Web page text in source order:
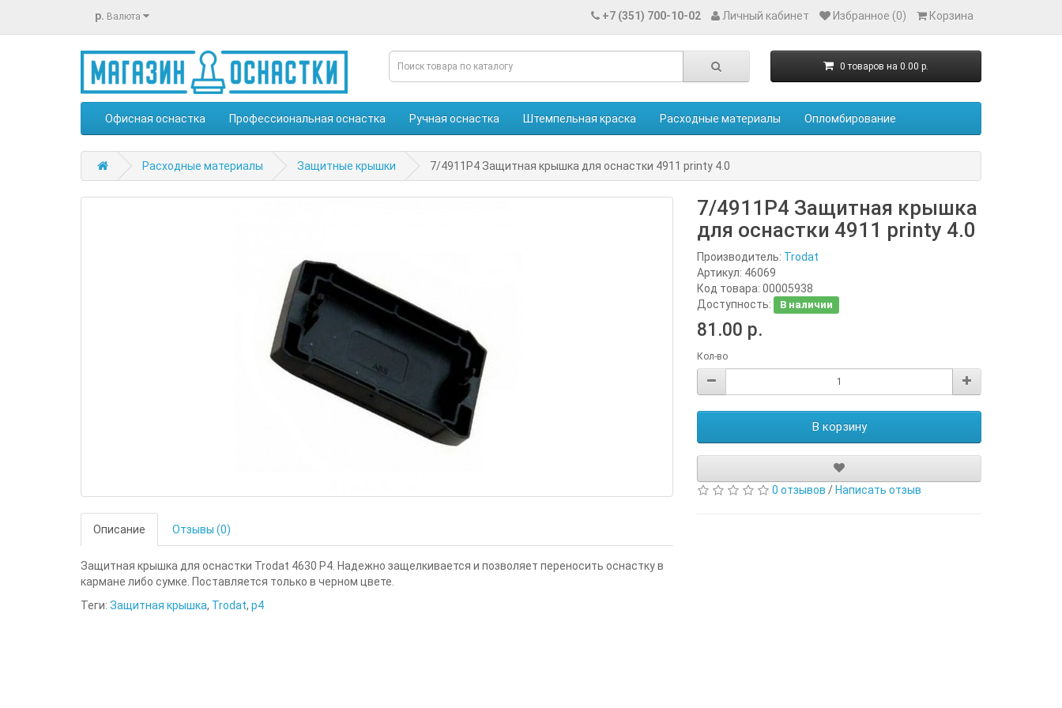
р. Валюта +7 (351) 700-10-02 Личный кабинет Избранное (0) Корзина
0 товаров на 0.00 р.
Офисная оснастка Профессиональная оснастка Ручная оснастка Штемпельная краска Расходные материалы Опломбирование
Расходные материалы Защитные крышки 7/4911Р4 Защитная крышка для оснастки 4911 printy 4.0
Описание Отзывы (0)
Защитная крышка для оснастки Trodat 4630 P4. Надежно защелкивается и позволяет переносить оснастку в
кармане либо сумке. Поставляется только в черном цвете.
7/4911Р4 Защитная крышка
для оснастки 4911 printy 4.0
Производитель: Trodat
Артикул: 46069
Код товара: 00005938
Доступность:
В наличии
81.00 р.
Кол-во
В корзину
0 отзывов / Написать отзыв
Теги: Защитная крышка, Trodat, p4